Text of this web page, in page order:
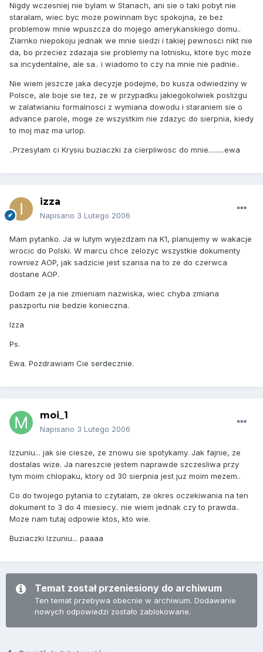
Nigdy wczesniej nie bylam w Stanach, ani sie o taki pobyt nie
staralam, wiec byc moze powinnam byc spokojna, ze bez
problemow mnie wpuszcza do mojego amerykanskiego domu..
Ziarnko niepokoju jednak we mnie siedzi i takiej pewnosci nikt nie
da, bo przeciez zdazaja sie problemy na lotnisku, ktore byc moze
sa incydentalne, ale sa.. i wiadomo to czy na mnie nie padnie..
Nie wiem jeszcze jaka decyzje podejme, bo kusza odwiedziny w
Polsce, ale boje sie tez, ze w przypadku jakiegokolwiek poslizgu
w zalatwianiu formalnosci z wymiana dowodu i staraniem sie o
advance parole, moge ze wszystkim nie zdazyc do sierpnia, kiedy
to moj maz ma urlop.
..Przesylam ci Krysiu buziaczki za cierpliwosc do mnie.........ewa
izza
Napisano 3 Lutego 2006
Mam pytanko. Ja w lutym wyjezdzam na K1, planujemy w wakacje
wrocic do Polski. W marcu chce zelozyc wszystkie dokumenty
rowniez AOP, jak sadzicie jest szansa na to ze do czerwca
dostane AOP.
Dodam ze ja nie zmieniam nazwiska, wiec chyba zmiana
paszportu nie bedzie konieczna.
Izza
Ps.
Ewa. Pozdrawiam Cie serdecznie.
moi_1
Napisano 3 Lutego 2006
Izzuniu... jak sie ciesze, ze znowu sie spotykamy. Jak fajnie, ze
dostalas wize. Ja nareszcie jestem naprawde szczesliwa przy
tym moim chlopaku, ktory od 30 sierpnia jest juz moim mezem..
Co do twojego pytania to czytalam, ze okres oczekiwania na ten
dokument to 3 do 4 miesiecy.. nie wiem jednak czy to prawda..
Moze nam tutaj odpowie ktos, kto wie.
Buziaczki Izzuniu... paaaa
Temat został przeniesiony do archiwum
Ten temat przebywa obecnie w archiwum. Dodawanie
nowych odpowiedzi zostało zablokowane.